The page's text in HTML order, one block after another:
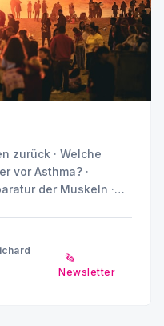
zurück · Welche
vor Asthma? ·
der Muskeln ·
🗞️
Newsletter